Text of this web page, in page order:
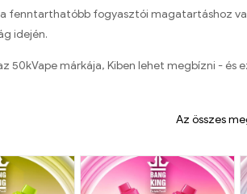
fenntarthatóbb fogyasztói magatartáshoz
idején.
márkája, Kiben lehet megbízni - és
Az összes